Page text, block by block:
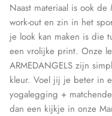
Naast materiaal is ook de
work-out en zin in het
je look kan maken is die
een vrolijke print. Onze
ARMEDANGELS zijn
kleur. Voel jij je beter in
yogalegging +
dan een kijkje in onze